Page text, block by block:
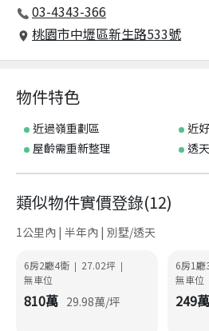
03-4343-366
桃園市中壢區新生路533號
物件特色
近過嶺重劃區
近
屋齡需重新整理
透
類似物件實價登錄(12)
1公里內 | 半年內 | 別墅/透天
6房2廳4衛 | 27.02坪 |
無車位
810萬 29.98萬/坪
6房1廳
無車位
249萬